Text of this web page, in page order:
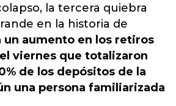
la tercera quiebra
en la historia de
un aumento en los retiros
viernes que totalizaron
de los depósitos de la
una persona familiarizada